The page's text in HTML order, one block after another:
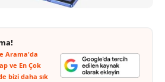
Arama'da
ve En Çok
bizi daha sık